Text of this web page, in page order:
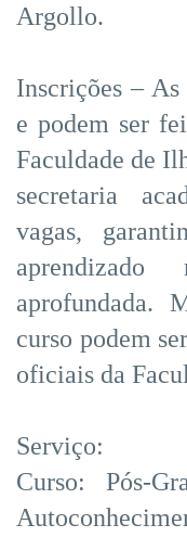
Argollo.
Inscrições –
e podem ser
Faculdade de
secretaria
vagas,
aprofundada.
curso podem
oficiais da
Serviço:
Curso: Pós-